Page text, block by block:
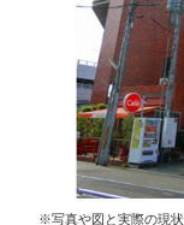
※写真や図と実際の現